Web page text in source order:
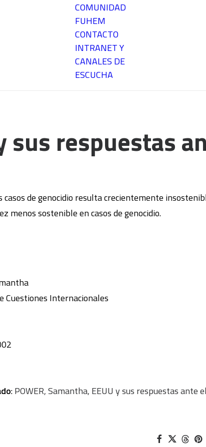
COMUNIDAD
FUHEM
CONTACTO
INTRANET Y
CANALES DE
ESCUCHA
sus respuestas
casos de genocidio resulta crecientemente
menos sostenible en casos de genocidio.
Cuestiones Internacionales
:POWER, Samantha, EEUU y sus respuestas ante